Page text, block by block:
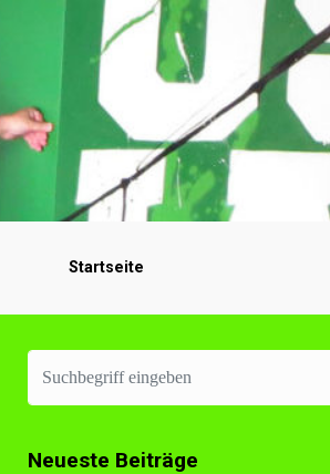
Startseite
Neueste Beiträge